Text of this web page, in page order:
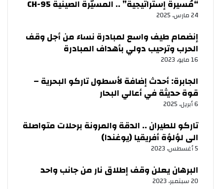
“مُسيرة إستراتيجية” .. المسيّرة الصينية CH-95
24 مارس، 2025
إنضمام طيف واسع لمبادرة نساء من أجل وقف
الحرب وترحيب دولي بأهداف المبادرة
16 مايو، 2023
الجابرة: أحدث إضافة لأسطول تاركو البحرية –
قوة حديثة في أعالي البحار
6 أبريل، 2025
تاركو للطيران .. الدقة والمرونة برحلات متواصلة
الى لؤلؤة أفريقيا (يوغندا)
5 أغسطس، 2023
البرهان يعلن وقف إطلاق نار من جانب واحد
20 سبتمبر، 2023